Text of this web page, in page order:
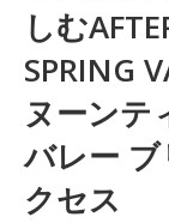
しむ
SPRING
ヌーンテ
バレー ブ
クセス